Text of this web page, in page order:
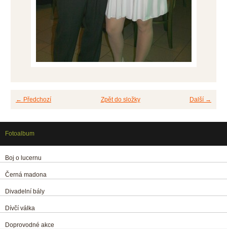
← Předchozí Další →
Zpět do složky
Fotoalbum
Boj o lucernu
Černá madona
Divadelní bály
Dívčí válka
Doprovodné akce